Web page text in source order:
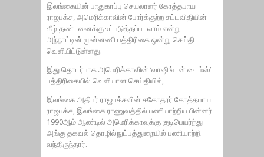
இலங்கையின் பாதுகாப்பு செயலாளர் கோத்தபாய
ராஜபக்ச, அமெரிக்காவின் போர்க்குற்ற சட்டவிதியின்
கீழ் தண்டனைக்கு உட்படுத்தப்படலாம் என்று
அந்நாட்டின் முன்னணி பத்திரிகை ஒன்று செய்தி
வெளியிட்டுள்ளது.
இது தொடர்பாக அமெரிக்காவின் ‘வாஷிங்டன் டைம்ஸ்’
பத்திரிகையில் வெளியான செய்தியில்,
இலங்கை அதிபர் ராஜபக்சவின் சகோதரர் கோத்தபாய
ராஜபக்ச, இலங்கை ராணுவத்தில் பணியாற்றிய பின்னர்
1990ஆம் ஆண்டில் அமெரிக்காவுக்கு குடிபெயர்ந்து
அங்கு தகவல் தொழில்நுட்பத்துறையில் பணியாற்றி
வந்திருந்தார்.